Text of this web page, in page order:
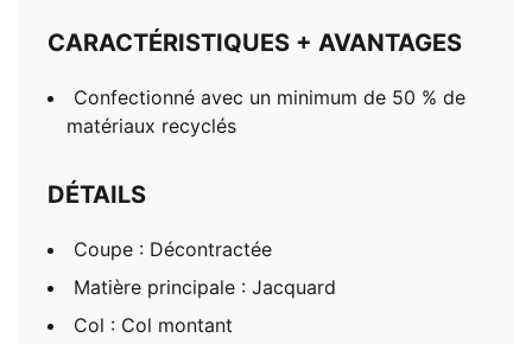
CARACTÉRISTIQUES + AVANTAGES
Confectionné avec un minimum de 50 % de
matériaux recyclés
DÉTAILS
Coupe : Décontractée
Matière principale : Jacquard
Col : Col montant